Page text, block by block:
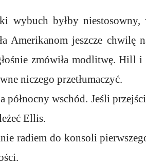
wybuch byłby
Amerikanom jeszcze
zmówiła modlitwę. Hill
niczego przetłumaczyć.
północny wschód. Jeśli
Ellis.
radiem do konsoli